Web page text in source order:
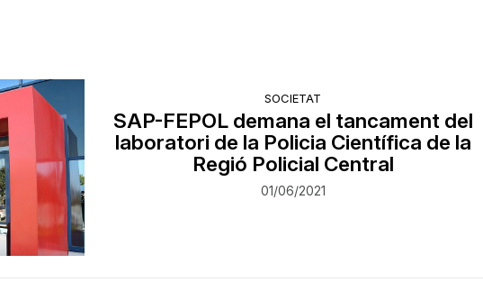
SOCIETAT
SAP-FEPOL demana el tancament del
laboratori de la Policia Científica de la
Regió Policial Central
01/06/2021